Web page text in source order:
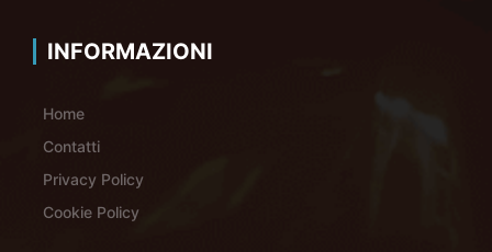
INFORMAZIONI
Home
Contatti
Privacy Policy
Cookie Policy